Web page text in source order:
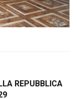
REPUBBLICA